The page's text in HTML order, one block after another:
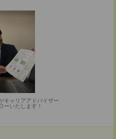
キャリアアドバイザー
ーいたします！